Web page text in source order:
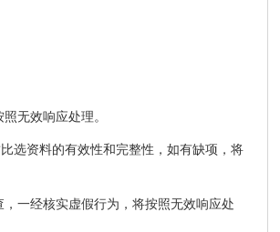
无效响应处理。
选资料的有效性和完整性，如有缺项，将
一经核实虚假行为，将按照无效响应处